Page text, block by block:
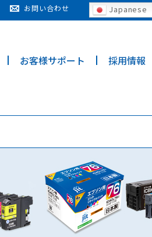
お客様サポート 採用情報
お問い合わせ Japanese
for details and any questions.Yes No